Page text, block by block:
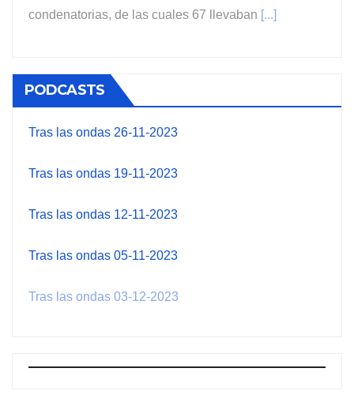
condenatorias, de las cuales 67 llevaban [...]
PODCASTS
Tras las ondas 26-11-2023
Tras las ondas 19-11-2023
Tras las ondas 12-11-2023
Tras las ondas 05-11-2023
Tras las ondas 03-12-2023